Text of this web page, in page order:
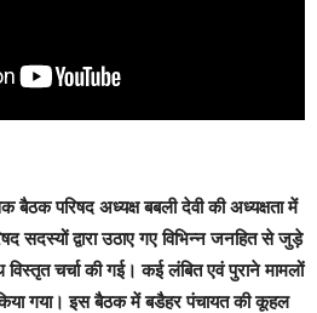
बैठक परिषद अध्यक्ष बबली देवी की अध्यक्षता में
सदस्यों द्वारा उठाए गए विभिन्न जनहित से जुड़े
विस्तृत चर्चा की गई। कई लंबित एवं पुराने मामलों
गया। इस बैठक में बडैहर पंचायत की कूहल